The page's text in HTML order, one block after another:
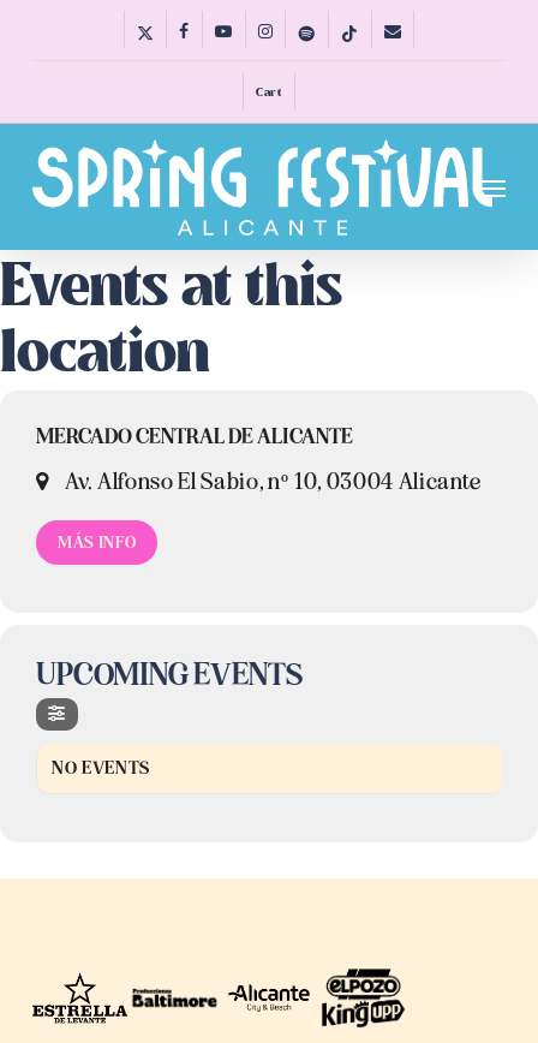
x-
facebookyoutubeinstagramspotify tiktok email
Cart
Menu
Events at this
location
MERCADO CENTRAL DE ALICANTE
Av. Alfonso El Sabio, nº 10, 03004 Alicante
MÁS INFO
UPCOMING EVENTS
NO EVENTS